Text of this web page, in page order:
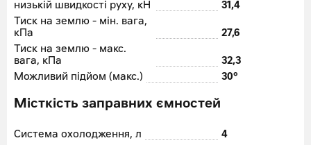
низькій швидкості руху, кН
31,4
Тиск на землю - мін. вага,
кПа
27,6
Тиск на землю - макс.
вага, кПа
32,3
Можливий підйом (макс.)
30°
Місткість заправних ємностей
Система охолодження, л
4